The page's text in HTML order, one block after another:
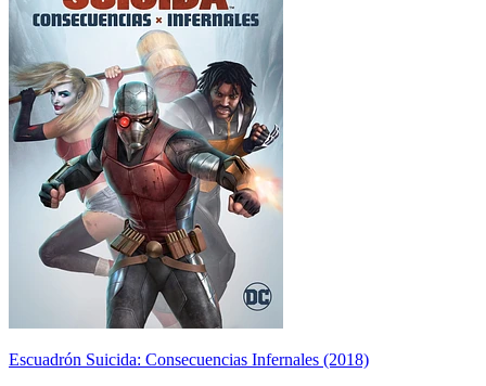
Escuadrón Suicida: Consecuencias Infernales (2018)